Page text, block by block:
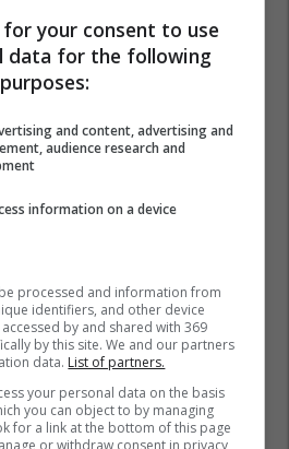
your consent to use
data for the following
purposes:
and content, advertising and
audience research and
information on a device
processed and information from
identifiers, and other device
by and shared with 369
by this site. We and our partners
data. List of partners.
your personal data on the basis
you can object to by managing
for a link at the bottom of this page
or withdraw consent in privacy